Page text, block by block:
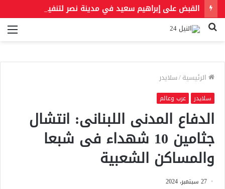
بحث
الرئيسية/سلايدر
سلايدر عرب وعالم
الدفاع المدنى اللبنانى: انتشال
جثامين 10 شهداء فى شبعا
والمساكن الشعبية
27 سبتمبر، 2024